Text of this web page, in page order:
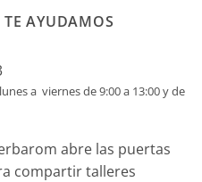
AYUDAMOS
a viernes de 9:00 a 13:00 y de
abre las puertas
compartir talleres